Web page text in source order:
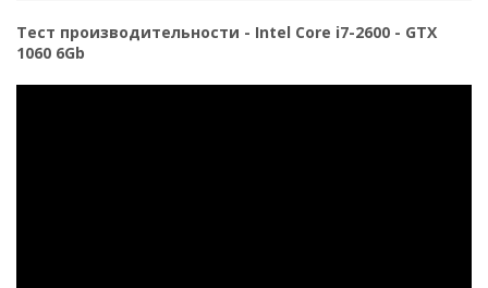
Тест производительности - Intel Core i7-2600 - GTX
1060 6Gb